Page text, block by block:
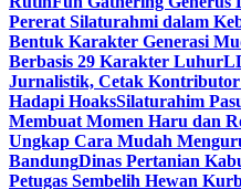
Pererat Silaturahmi dalam
Bentuk Karakter Generasi
Berbasis 29 Karakter Luhur
Jurnalistik, Cetak Kontributor
Hadapi HoaksSilaturahim
Membuat Momen Haru dan
Ungkap Cara Mudah
BandungDinas Pertanian
Petugas Sembelih Hewan